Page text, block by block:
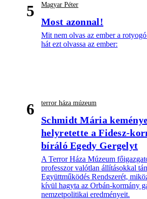
5 Magyar Péter
Most azonnal!
Mit nem olvas az ember a
hát ezt olvassa az ember:
6 terror háza múzeum
Schmidt Mária
helyretette a Fidesz-
bíráló Egedy Gergelyt
A Terror Háza Múzeum
professzor valótlan állításokkal
Együttműködés Rendszerét,
kívül hagyta az Orbán-kormány
nemzetpolitikai eredményeit.